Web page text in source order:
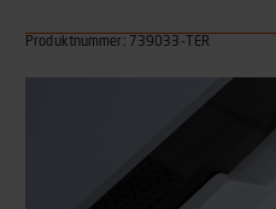
Produktnummer: 739033-TER